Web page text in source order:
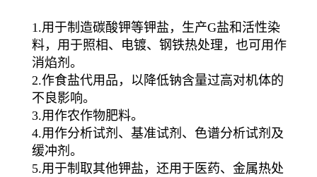
1.用于制造碳酸钾等钾盐，生产G盐和活性染
料，用于照相、电镀、钢铁热处理，也可用作
消焰剂。
2.作食盐代用品，以降低钠含量过高对机体的
不良影响。
3.用作农作物肥料。
4.用作分析试剂、基准试剂、色谱分析试剂及
缓冲剂。
5.用于制取其他钾盐，还用于医药、金属热处